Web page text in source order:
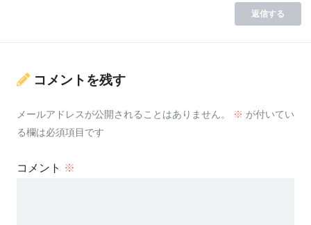
返信する
コメントを残す
メールアドレスが公開されることはありません。 ※ が付いてい
る欄は必須項目です
コメント ※